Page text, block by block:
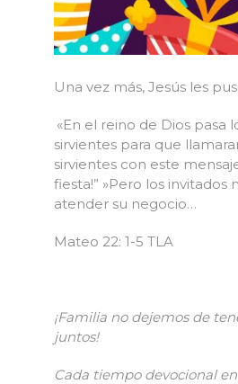
Una vez más, Jesús les
«En el reino de Dios pasa
sirvientes para que
sirvientes con este
fiesta!” »Pero los
atender su negocio…
Mateo 22: 1-5 TLA
¡Familia no dejemos de
juntos!
Cada tiempo devocional